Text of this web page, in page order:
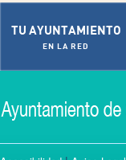
TU AYUNTAMIENTO
EN LA RED